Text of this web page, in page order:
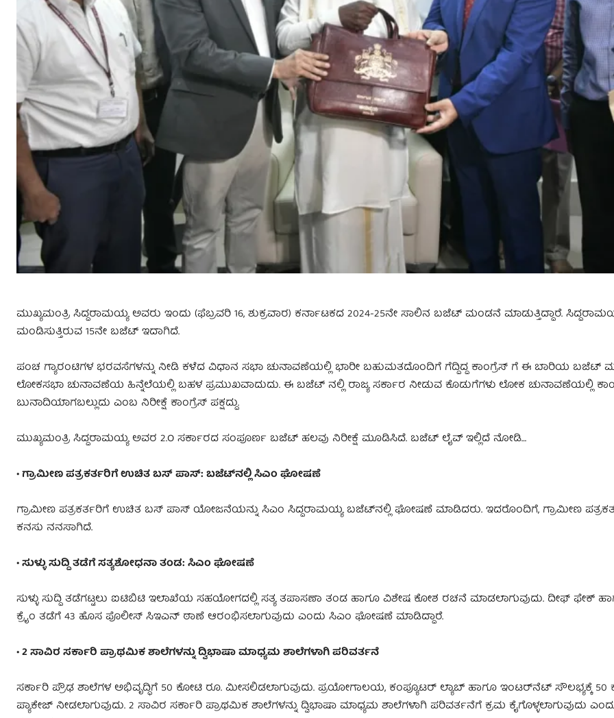
ಮುಖ್ಯಮಂತ್ರಿ ಸಿದ್ದರಾಮಯ್ಯ ಅವರು ಇಂದು (ಫೆಬ್ರವರಿ 16, ಶುಕ್ರವಾರ) ಕರ್ನಾಟಕದ 2024-25ನೇ ಸಾಲಿನ ಬಜೆಟ್ ಮಂಡನೆ ಮಾಡುತ್ತಿದ್ದಾರೆ.
ಮಂಡಿಸುತ್ತಿರುವ 15ನೇ ಬಜೆಟ್ ಇದಾಗಿದೆ.
ಪಂಚ ಗ್ಯಾರಂಟಿಗಳ ಭರವಸೆಗಳನ್ನು ನೀಡಿ ಕಳೆದ ವಿಧಾನ ಸಭಾ ಚುನಾವಣೆಯಲ್ಲಿ ಭಾರೀ ಬಹುಮತದೊಂದಿಗೆ ಗೆದ್ದಿದ್ದ ಕಾಂಗ್ರೆಸ್ ಗೆ ಈ ಬಾರಿಯ ಬಜೆಟ್
ಲೋಕಸಭಾ ಚುನಾವಣೆಯ ಹಿನ್ನೆಲೆಯಲ್ಲಿ ಬಹಳ ಪ್ರಮುಖವಾದುದು. ಈ ಬಜೆಟ್ ನಲ್ಲಿ ರಾಜ್ಯ ಸರ್ಕಾರ ನೀಡುವ ಕೊಡುಗೆಗಳು ಲೋಕ ಚುನಾವಣೆಯಲ್ಲಿ
ಬುನಾದಿಯಾಗಬಲ್ಲುದು ಎಂಬ ನಿರೀಕ್ಷೆ ಕಾಂಗ್ರೆಸ್ ಪಕ್ಷದ್ದು.
ಮುಖ್ಯಮಂತ್ರಿ ಸಿದ್ದರಾಮಯ್ಯ ಅವರ 2.O ಸರ್ಕಾರದ ಸಂಪೂರ್ಣ ಬಜೆಟ್​ ಹಲವು ನಿರೀಕ್ಷೆ ಮೂಡಿಸಿದೆ. ಬಜೆಟ್​ ಲೈವ್ ಇಲ್ಲಿದೆ ನೋಡಿ…
• ಗ್ರಾಮೀಣ ಪತ್ರಕರ್ತರಿಗೆ ಉಚಿತ ಬಸ್ ಪಾಸ್: ಬಜೆಟ್​​ನಲ್ಲಿ ಸಿಎಂ ಘೋಷಣೆ
ಗ್ರಾಮೀಣ ಪತ್ರಕರ್ತರಿಗೆ ಉಚಿತ ಬಸ್ ಪಾಸ್ ಯೋಜನೆಯನ್ನು ಸಿಎಂ ಸಿದ್ದರಾಮಯ್ಯ ಬಜೆಟ್​​ನಲ್ಲಿ ಘೋಷಣೆ ಮಾಡಿದರು. ಇದರೊಂದಿಗೆ, ಗ್ರಾಮೀಣ
ಕನಸು ನನಸಾಗಿದೆ.
• ಸುಳ್ಳು ಸುದ್ದಿ ತಡೆಗೆ ಸತ್ಯಶೋಧನಾ ತಂಡ: ಸಿಎಂ ಘೋಷಣೆ
ಸುಳ್ಳು ಸುದ್ದಿ ತಡೆಗಟ್ಟಲು ಐಟಿಬಿಟಿ ಇಲಾಖೆಯ ಸಹಯೋಗದಲ್ಲಿ ಸತ್ಯ ತಪಾಸಣಾ ತಂಡ ಹಾಗೂ ವಿಶೇಷ ಕೋಶ ರಚನೆ ಮಾಡಲಾಗುವುದು. ದೀಫ್​ ಫೇಕ್​​
ಕ್ರೈಂ ತಡೆಗೆ 43 ಹೊಸ ಪೊಲೀಸ್​ ಸಿಇಎನ್​ ಠಾಣೆ ಆರಂಭಿಸಲಾಗುವುದು ಎಂದು ಸಿಎಂ ಘೋಷಣೆ ಮಾಡಿದ್ದಾರೆ.
• 2 ಸಾವಿರ ಸರ್ಕಾರಿ ಪ್ರಾಥಮಿಕ ಶಾಲೆಗಳನ್ನು ದ್ವಿಭಾಷಾ ಮಾಧ್ಯಮ ಶಾಲೆಗಳಾಗಿ ಪರಿವರ್ತನೆ
ಸರ್ಕಾರಿ ಪ್ರೌಢ ಶಾಲೆಗಳ ಅಭಿವೃದ್ಧಿಗೆ 50 ಕೋಟಿ ರೂ. ಮೀಸಲಿಡಲಾಗುವುದು. ಪ್ರಯೋಗಾಲಯ, ಕಂಪ್ಯೂಟರ್ ಲ್ಯಾಬ್​ ಹಾಗೂ ಇಂಟರ್​ನೆಟ್​ ಸೌಲಭ್ಯಕ್ಕೆ
ಪ್ಯಾಕೇಜ್ ನೀಡಲಾಗುವುದು. 2 ಸಾವಿರ ಸರ್ಕಾರಿ ಪ್ರಾಥಮಿಕ ಶಾಲೆಗಳನ್ನು ದ್ವಿಭಾಷಾ ಮಾಧ್ಯಮ ಶಾಲೆಗಳಾಗಿ ಪರಿವರ್ತನೆಗೆ ಕ್ರಮ ಕೈಗೊಳ್ಳಲಾಗುವುದು